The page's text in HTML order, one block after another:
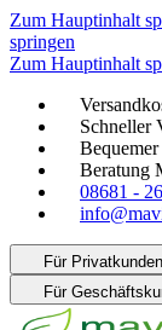
Zum Hauptinhalt
springen
Zum Hauptinhalt
Schneller
Beratung
08681 -
Für Privatkunden
Für